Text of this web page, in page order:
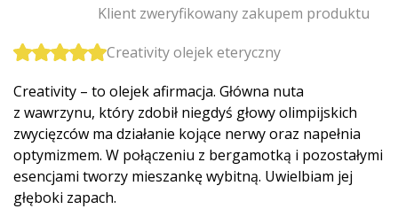
Klient zweryfikowany zakupem produktu
Creativity olejek eteryczny
Creativity – to olejek afirmacja. Główna nuta
z wawrzynu, który zdobił niegdyś głowy olimpijskich
zwycięzców ma działanie kojące nerwy oraz napełnia
optymizmem. W połączeniu z bergamotką i pozostałymi
esencjami tworzy mieszankę wybitną. Uwielbiam jej
głęboki zapach.